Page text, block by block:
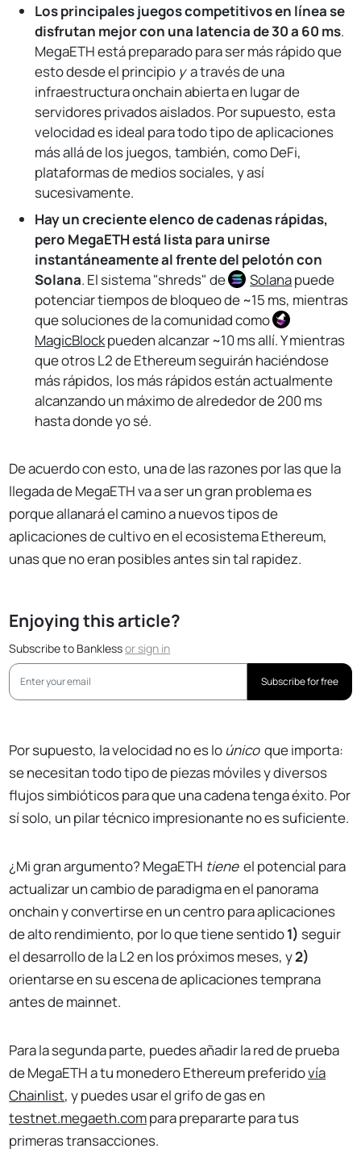
Los principales juegos competitivos en línea se
disfrutan mejor con una latencia de 30 a 60 ms.
MegaETH está preparado para ser más rápido que
esto desde el principio ya través de una
infraestructura onchain abierta en lugar de
servidores privados aislados. Por supuesto, esta
velocidad es ideal para todo tipo de aplicaciones
más allá de los juegos, también, como DeFi,
plataformas de medios sociales, y así
sucesivamente.
Hay un creciente elenco de cadenas rápidas,
pero MegaETH está lista para unirse
instantáneamente al frente del pelotón con
Solana. El sistema "shreds" de Solanapuede
potenciar tiempos de bloqueo de ~15 ms, mientras
que soluciones de la comunidad como
MagicBlockpueden alcanzar ~10 ms allí. Y mientras
que otros L2 de Ethereum seguirán haciéndose
más rápidos, los más rápidos están actualmente
alcanzando un máximo de alrededor de 200 ms
hasta donde yo sé.
De acuerdo con esto, una de las razones por las que la
llegada de MegaETH va a ser un gran problema es
porque allanará el camino a nuevos tipos de
aplicaciones de cultivo en el ecosistema Ethereum,
unas que no eran posibles antes sin tal rapidez.
Enjoying this article?
Subscribe to Banklessorsign in
Subscribe for free
Por supuesto, la velocidad no es loúnico que importa:
se necesitan todo tipo de piezas móviles y diversos
flujos simbióticos para que una cadena tenga éxito. Por
sí solo, un pilar técnico impresionante no es suficiente.
¿Mi gran argumento? MegaETH tiene el potencial para
actualizar un cambio de paradigma en el panorama
onchain y convertirse en un centro para aplicaciones
de alto rendimiento, por lo que tiene sentido1) seguir
el desarrollo de la L2 en los próximos meses, y2)
orientarse en su escena de aplicaciones temprana
antes de mainnet.
Para la segunda parte, puedes añadir la red de prueba
de MegaETH a tu monedero Ethereum preferidovía
Chainlist, y puedes usar el grifo de gas en
testnet.megaeth.compara prepararte para tus
primeras transacciones.